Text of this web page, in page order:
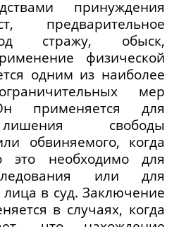
принуждения
предварительное
стражу, обыск,
физической
одним из наиболее
мер
применяется для
свободы
обвиняемого, когда
это необходимо для
или для
в суд. Заключение
в случаях, когда